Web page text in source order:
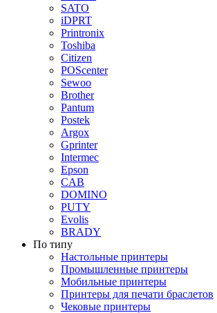
SATO
iDPRT
Printronix
Toshiba
Citizen
POScenter
Sewoo
Brother
Pantum
Postek
Argox
Gprinter
Intermec
Epson
CAB
DOMINO
PUTY
Evolis
BRADY
По типу
Настольные принтеры
Промышленные принтеры
Мобильные принтеры
Принтеры для печати браслетов
Чековые принтеры